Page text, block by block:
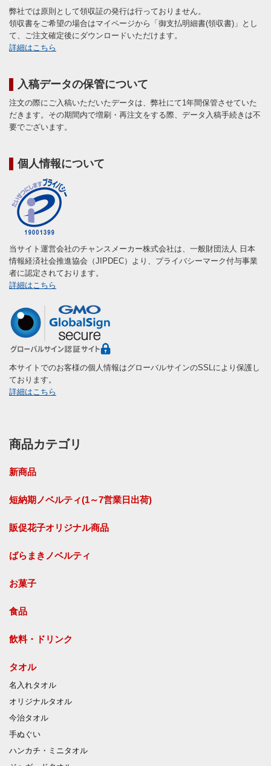
弊社では原則として領収証の発行は行っておりません。
領収書をご希望の場合はマイページから「御支払明細書(領収書)」とし
て、ご注文確定後にダウンロードいただけます。
詳細はこちら
入稿データの保管について
注文の際にご入稿いただいたデータは、弊社にて1年間保管させていた
だきます。その期間内で増刷・再注文をする際、データ入稿手続きは不
要でございます。
個人情報について
当サイト運営会社のチャンスメーカー株式会社は、一般財団法人 日本
情報経済社会推進協会（JIPDEC）より、プライバシーマーク付与事業
者に認定されております。
詳細はこちら
本サイトでのお客様の個人情報はグローバルサインのSSLにより保護し
ております。
詳細はこちら
商品カテゴリ
新商品
短納期ノベルティ(1～7営業日出荷)
販促花子オリジナル商品
ばらまきノベルティ
お菓子
食品
飲料・ドリンク
タオル
名入れタオル
オリジナルタオル
今治タオル
手ぬぐい
ハンカチ・ミニタオル